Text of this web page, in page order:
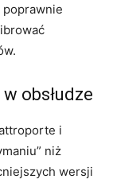
obsłudze
i
niż
wersji